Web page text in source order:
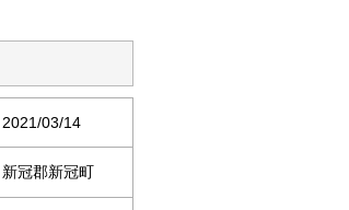
2021/03/14
新冠郡新冠町